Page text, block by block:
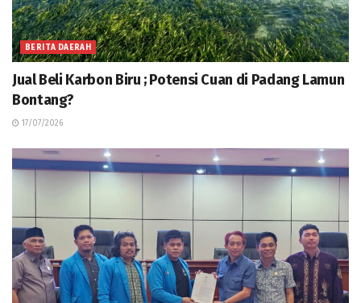
BERITA DAERAH
Jual Beli Karbon Biru ; Potensi Cuan di Padang Lamun
Bontang?
17/07/2026